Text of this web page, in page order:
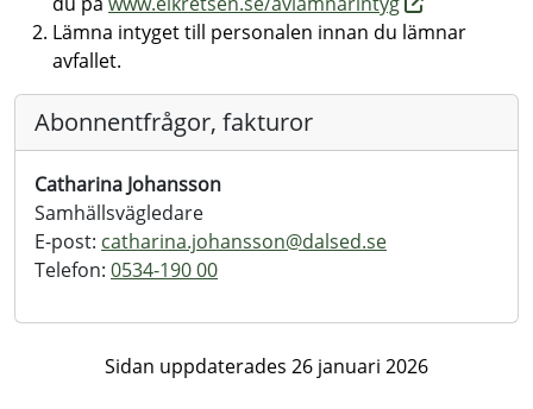
Lämna intyget till personalen innan du lämnar
avfallet.
Abonnentfrågor, fakturor
Catharina Johansson
Samhällsvägledare
E-post: catharina.johansson@dalsed.se
Telefon: 0534-190 00
Sidan uppdaterades 26 januari 2026